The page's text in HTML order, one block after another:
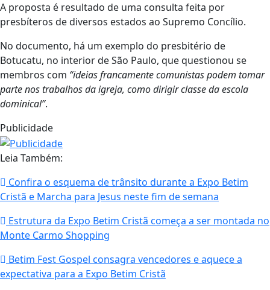
A proposta é resultado de uma consulta feita por
presbíteros de diversos estados ao Supremo Concílio.
No documento, há um exemplo do presbitério de
Botucatu, no interior de São Paulo, que questionou se
membros com “ideias francamente comunistas podem tomar
parte nos trabalhos da igreja, como dirigir classe da escola
dominical”.
Publicidade
Leia Também:
Confira o esquema de trânsito durante a Expo Betim
Cristã e Marcha para Jesus neste fim de semana
Estrutura da Expo Betim Cristã começa a ser montada no
Monte Carmo Shopping
Betim Fest Gospel consagra vencedores e aquece a
expectativa para a Expo Betim Cristã